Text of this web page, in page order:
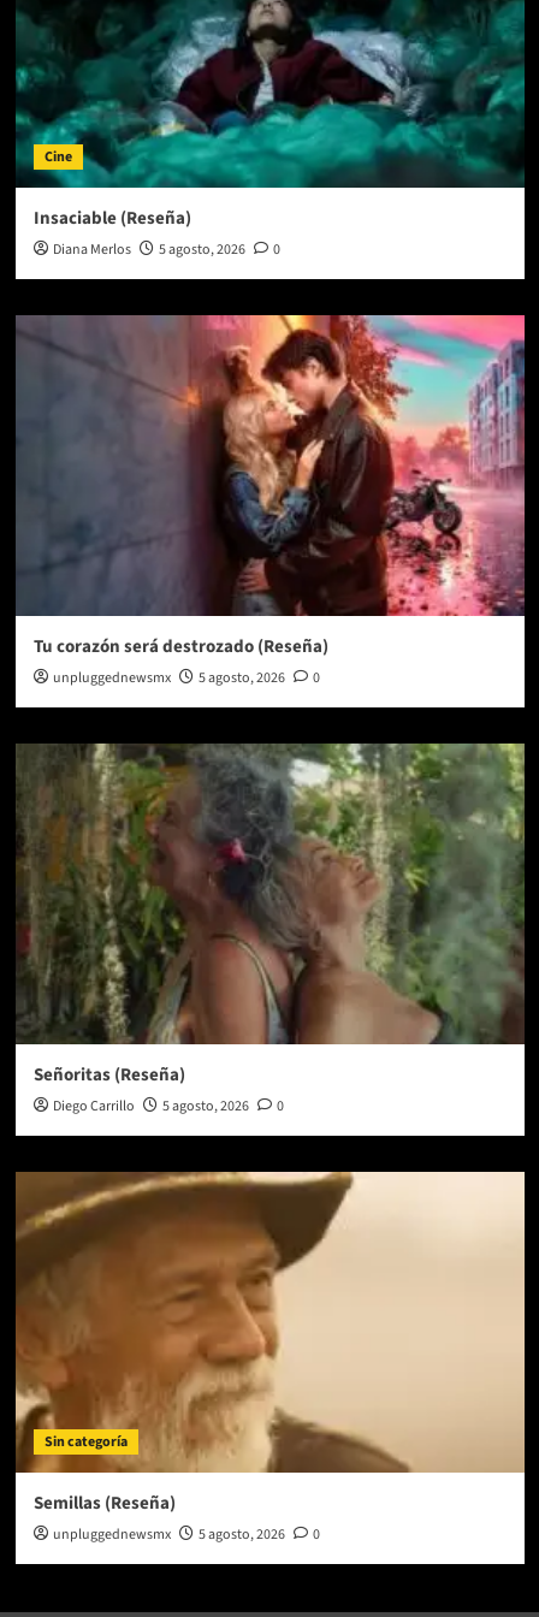
Cine
Insaciable (Reseña)
Diana Merlos 5 agosto, 2026 0
Tu corazón será destrozado (Reseña)
unpluggednewsmx 5 agosto, 2026 0
Señoritas (Reseña)
Diego Carrillo 5 agosto, 2026 0
Sin categoría
Semillas (Reseña)
unpluggednewsmx 5 agosto, 2026 0